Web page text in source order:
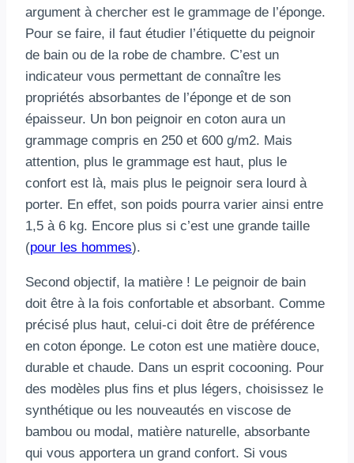
argument à chercher est le grammage de l’éponge.
Pour se faire, il faut étudier l’étiquette du peignoir
de bain ou de la robe de chambre. C’est un
indicateur vous permettant de connaître les
propriétés absorbantes de l’éponge et de son
épaisseur. Un bon peignoir en coton aura un
grammage compris en 250 et 600 g/m2. Mais
attention, plus le grammage est haut, plus le
confort est là, mais plus le peignoir sera lourd à
porter. En effet, son poids pourra varier ainsi entre
1,5 à 6 kg. Encore plus si c’est une grande taille
(pour les hommes).
Second objectif, la matière ! Le peignoir de bain
doit être à la fois confortable et absorbant. Comme
précisé plus haut, celui-ci doit être de préférence
en coton éponge. Le coton est une matière douce,
durable et chaude. Dans un esprit cocooning. Pour
des modèles plus fins et plus légers, choisissez le
synthétique ou les nouveautés en viscose de
bambou ou modal, matière naturelle, absorbante
qui vous apportera un grand confort. Si vous